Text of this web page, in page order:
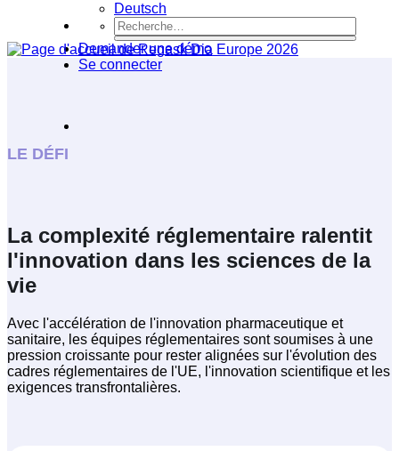
Deutsch
Demander une démo
Se connecter
LE DÉFI
La complexité réglementaire ralentit
l'innovation dans les sciences de la
vie
Avec l'accélération de l'innovation pharmaceutique et
sanitaire, les équipes réglementaires sont soumises à une
pression croissante pour rester alignées sur l'évolution des
cadres réglementaires de l'UE, l'innovation scientifique et les
exigences transfrontalières.